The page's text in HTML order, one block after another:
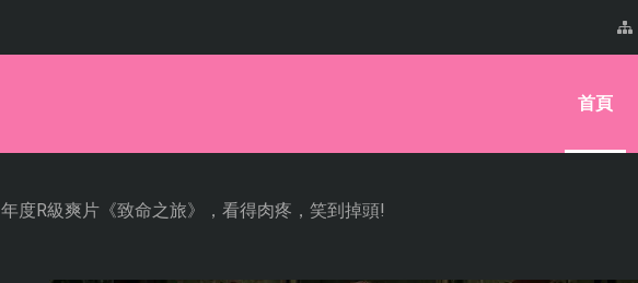
首頁
年度R級爽片《致命之旅》，看得肉疼，笑到掉頭!